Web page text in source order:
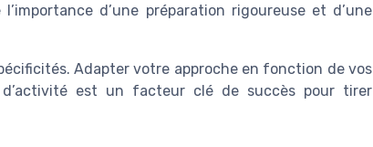
l’importance d’une préparation rigoureuse et d’une
Adapter votre approche en fonction de vos
est un facteur clé de succès pour tirer